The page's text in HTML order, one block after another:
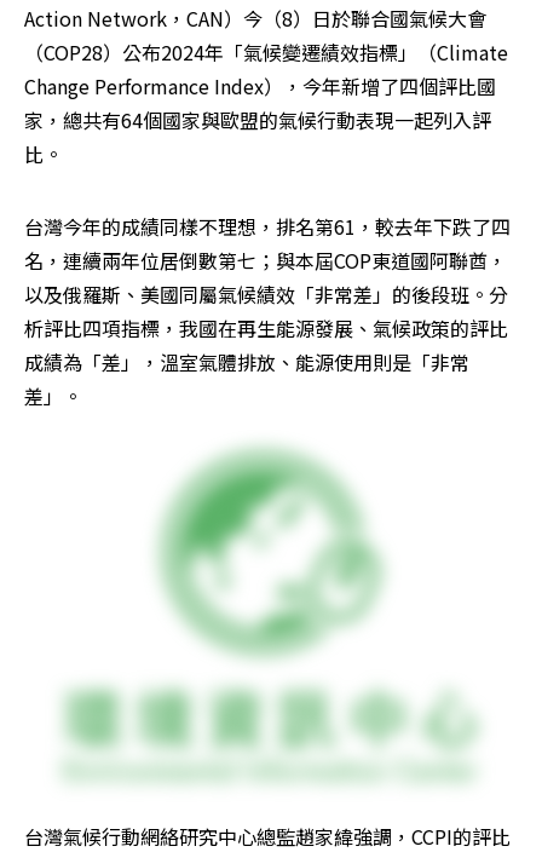
Action Network，CAN）今（8）日於聯合國氣候大會
（COP28）公布2024年「氣候變遷績效指標」（Climate
Change Performance Index），今年新增了四個評比國
家，總共有64個國家與歐盟的氣候行動表現一起列入評
比。
台灣今年的成績同樣不理想，排名第61，較去年下跌了四
名，連續兩年位居倒數第七；與本屆COP東道國阿聯酋，
以及俄羅斯、美國同屬氣候績效「非常差」的後段班。分
析評比四項指標，我國在再生能源發展、氣候政策的評比
成績為「差」，溫室氣體排放、能源使用則是「非常
差」。
台灣氣候行動網絡研究中心總監趙家緯強調，CCPI的評比